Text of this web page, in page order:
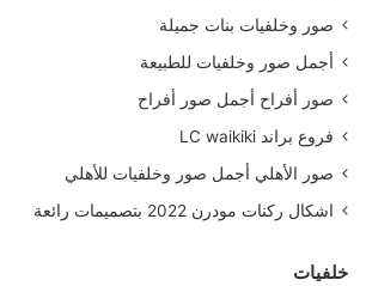
صور وخلفيات بنات جميلة
أجمل صور وخلفيات للطبيعة
صور أفراح أجمل صور أفراح
فروع براند LC waikiki
صور الأهلي أجمل صور وخلفيات للأهلي
اشكال ركنات مودرن 2022 بتصميمات رائعة
خلفيات